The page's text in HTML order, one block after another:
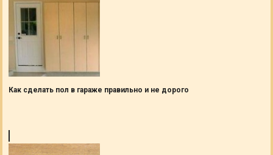
Как сделать пол в гараже правильно и не дорого